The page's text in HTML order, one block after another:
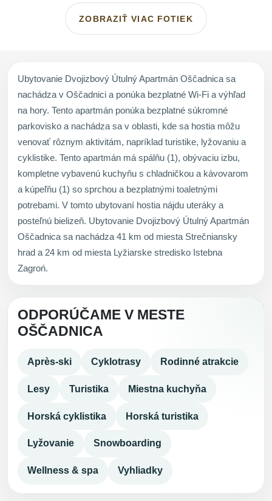
ZOBRAZIŤ VIAC FOTIEK
Ubytovanie Dvojizbový Útulný Apartmán Oščadnica sa
nachádza v Oščadnici a ponúka bezplatné Wi-Fi a výhľad
na hory. Tento apartmán ponúka bezplatné súkromné
parkovisko a nachádza sa v oblasti, kde sa hostia môžu
venovať rôznym aktivitám, napríklad turistike, lyžovaniu a
cyklistike. Tento apartmán má spálňu (1), obývaciu izbu,
kompletne vybavenú kuchyňu s chladničkou a kávovarom
a kúpeľňu (1) so sprchou a bezplatnými toaletnými
potrebami. V tomto ubytovaní hostia nájdu uteráky a
posteľnú bielizeň. Ubytovanie Dvojizbový Útulný Apartmán
Oščadnica sa nachádza 41 km od miesta Strečniansky
hrad a 24 km od miesta Lyžiarske stredisko Istebna
Zagroń.
ODPORÚČAME V MESTE
OŠČADNICA
Après-ski Cyklotrasy Rodinné atrakcie
Lesy Turistika Miestna kuchyňa
Horská cyklistika Horská turistika
Lyžovanie Snowboarding
Wellness & spa Vyhliadky